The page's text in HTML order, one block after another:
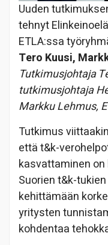
Uuden
tehnyt
ETLA:ssa
Tero Kuusi,
Tutkimusjohtaja
tutkimusjohtaja
Markku Lehmus,
Tutkimus
että t&k-
kasvattaminen
Suorien t&k-
kehittämään
yritysten
kohdentaa